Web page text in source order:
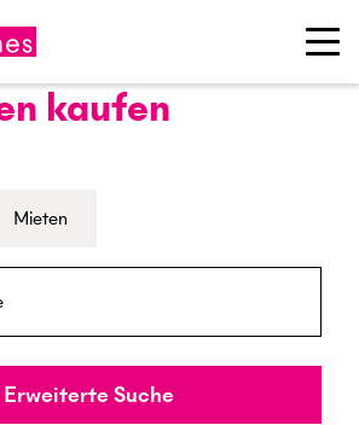
kaufen
Mieten
Erweiterte Suche